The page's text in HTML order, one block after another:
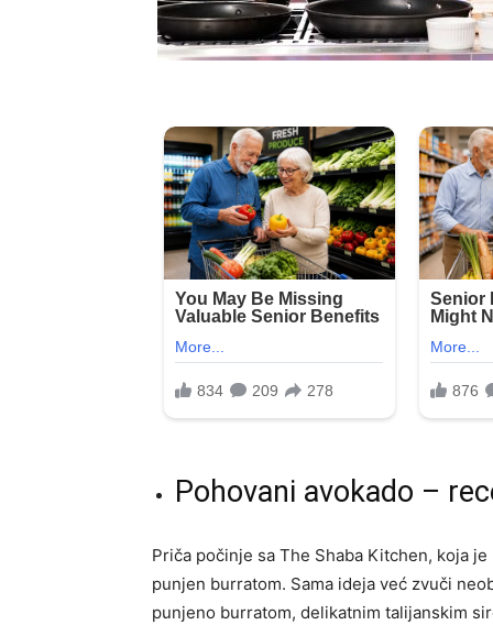
Pohovani avokado –
Priča počinje sa The Shaba Kitchen, koja
punjen burratom. Sama ideja već zvuči
punjeno burratom, delikatnim talijanskim